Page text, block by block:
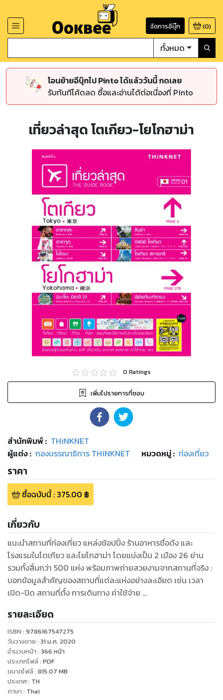
จัดการอีบุ๊ก (0)
ทั้งหมด
โอนย้ายอีบุ๊กไป Pinto ได้แล้ววันนี้ กดเลย
รับทันทีโค้ดลด ซื้อและอ่านได้ต่อเนื่องที่ Pinto
เที่ยวล่าสุด โตเกียว-โยโกฮาม่า
0 Ratings
เพิ่มไปรายการที่ชอบ
สำนักพิมพ์: THiNKNET
ผู้แต่ง : กองบรรณาธิการ THiNKNET หมวดหมู่: ท่องเที่ยว
ราคา
ซื้อฉบับนี้: 375.00 ฿
เกี่ยวกับ
แนะนำสถานที่ท่องเที่ยว แหล่งช้อปปิ้ง ร้านอาหารชื่อดัง และ
โรงแรมในโตเกียว และโยโกฮาม่า โดยแบ่งเป็น 2 เมือง 26 ย่าน
รวมทั้งสิ้นกว่า 500 แห่ง พร้อมภาพถ่ายสวยงามจากสถานที่จริง :
บอกข้อมูลสำคัญของสถานที่แต่ละแห่งอย่างละเอียด เช่น เวลา
เปิด-ปิด สถานที่ตั้ง การเดินทาง ค่าใช้จ่าย ...
รายละเอียด
ISBN : 9786167547275
วันวางขาย : 31 ม.ค. 2020
จำนวนหน้า : 366 หน้า
ประเภทไฟล์: PDF
ขนาดไฟล์: 815.07 MB
ประเทศ: TH
ภาษา : Thai